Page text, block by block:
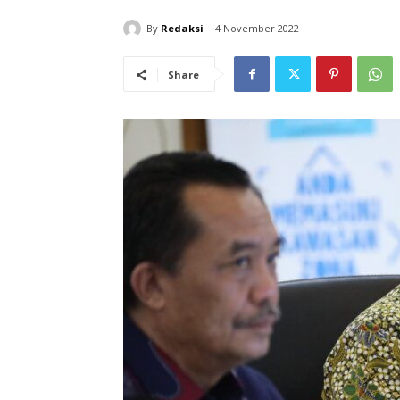
By Redaksi 4 November 2022
Share